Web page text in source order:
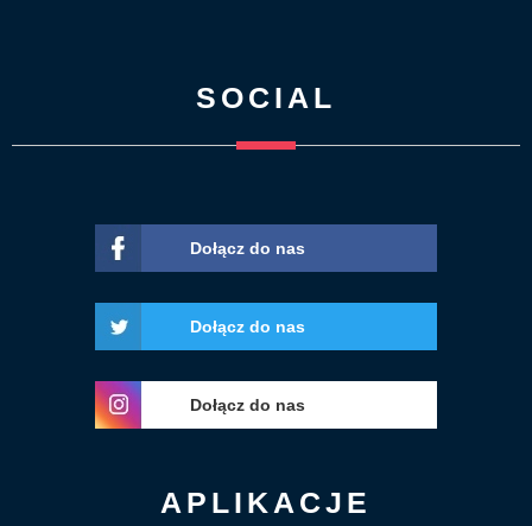
SOCIAL
Dołącz do nas
Dołącz do nas
Dołącz do nas
APLIKACJE